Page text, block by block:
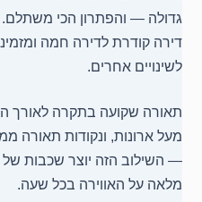
גדולה — והפתרון הכי משתלם.
דירה קודרת לדירה חמה
לשינויים אחרים.
תאורה שקועה בתקרה לאורך
מעל ארונות, ונקודות תאורה
— השילוב הזה יוצר שכבות של
מלאה על האווירה בכל שעה.